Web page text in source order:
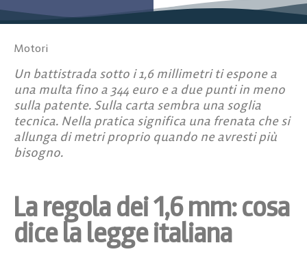
Motori
Un battistrada sotto i 1,6 millimetri ti espone a
una multa fino a 344 euro e a due punti in meno
sulla patente. Sulla carta sembra una soglia
tecnica. Nella pratica significa una frenata che si
allunga di metri proprio quando ne avresti più
bisogno.
La regola dei 1,6 mm: cosa
dice la legge italiana